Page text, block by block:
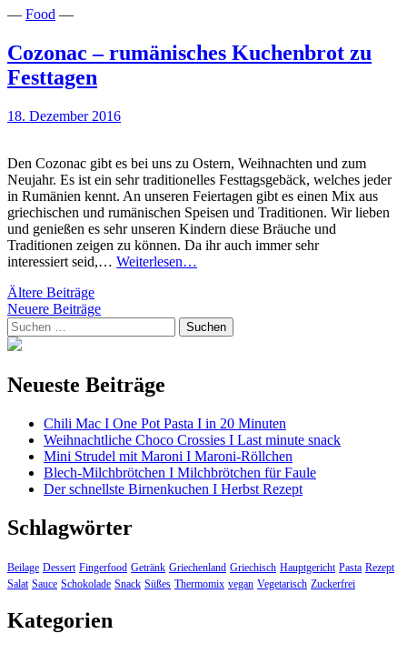
— Food —
Cozonac – rumänisches Kuchenbrot zu
Festtagen
18. Dezember 2016
Den Cozonac gibt es bei uns zu Ostern, Weihnachten und zum
Neujahr. Es ist ein sehr traditionelles Festtagsgebäck, welches jeder
in Rumänien kennt. An unseren Feiertagen gibt es einen Mix aus
griechischen und rumänischen Speisen und Traditionen. Wir lieben
und genießen es sehr unseren Kindern diese Bräuche und
Traditionen zeigen zu können. Da ihr auch immer sehr
interessiert seid,… Weiterlesen…
zu
Beitragsnavigation
Ältere Beiträge
Neuere Beiträge
Suchen
nach:
Neueste Beiträge
Chili Mac I One Pot Pasta I in 20 Minuten
Weihnachtliche Choco Crossies I Last minute snack
Mini Strudel mit Maroni I Maroni-Röllchen
Blech-Milchbrötchen I Milchbrötchen für Faule
Der schnellste Birnenkuchen I Herbst Rezept
Schlagwörter
Beilage Dessert Fingerfood Getränk Griechenland Griechisch Hauptgericht Pasta Rezept
Salat Sauce Schokolade Snack Süßes Thermomix vegan Vegetarisch Zuckerfrei
Kategorien